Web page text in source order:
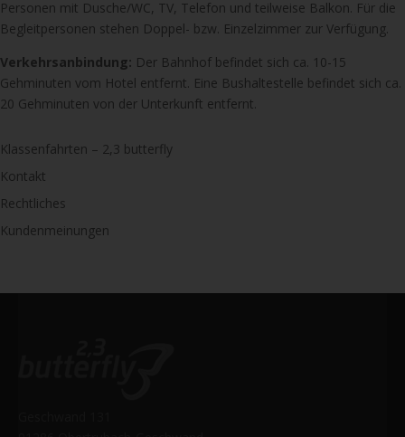
Personen mit Dusche/WC, TV, Telefon und teilweise Balkon. Für die
Begleitpersonen stehen Doppel- bzw. Einzelzimmer zur Verfügung.
Verkehrsanbindung: Der Bahnhof befindet sich ca. 10-15
Gehminuten vom Hotel entfernt. Eine Bushaltestelle befindet sich ca.
20 Gehminuten von der Unterkunft entfernt.
Klassenfahrten – 2,3 butterfly
Kontakt
Rechtliches
Kundenmeinungen